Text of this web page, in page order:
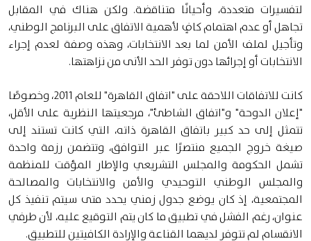
لتفسيرات متعددة، وأحيانًا متناقضة. ولكن هناك في المقابل
تجاهل أو عدم اهتمام كافٍ لأهمية الاتفاق على البرنامج الوطني،
وتأجيل لملف الأمن لما بعد الانتخابات، وهذه وصفة لعدم إجراء
الانتخابات أو إجرائها دون توفر الحد الأنى من نزاهتها.
كانت للاتفاقات اللاحقة على "اتفاق القاهرة" للعام 2011، وخصوصًا
"إعلان الدوحة" و"اتفاق الشاطئ"، مرجعيتها النظرية على الأقل،
تتمثل إلى حد كبير باتفاق القاهرة ذاته، التي كانت تستند إلى
صيغة خروج الجميع منتصرًا عبر التوافق، وتتضمن رزمة واحدة
تشمل الحكومة والمجلس التشريعي والإطار المؤقت للمنظمة
والمجلس الوطني التوحيدي والأمن والانتخابات والمصالحة
المجتمعية، إذ كان يوضع جدول زمني يحدد متى سيتم تنفيذ كل
عنوان، رغم الفشل في تطبيق ما كان يتم التوقيع عليه، لأن طرفي
الانقسام لم تتوفر لديهما القناعة والإرادة الكافيتين للتطبيق.